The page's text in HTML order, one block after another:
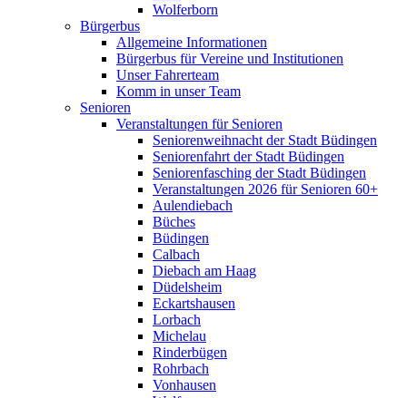
Wolferborn
Bürgerbus
Allgemeine Informationen
Bürgerbus für Vereine und Institutionen
Unser Fahrerteam
Komm in unser Team
Senioren
Veranstaltungen für Senioren
Seniorenweihnacht der Stadt Büdingen
Seniorenfahrt der Stadt Büdingen
Seniorenfasching der Stadt Büdingen
Veranstaltungen 2026 für Senioren 60+
Aulendiebach
Büches
Büdingen
Calbach
Diebach am Haag
Düdelsheim
Eckartshausen
Lorbach
Michelau
Rinderbügen
Rohrbach
Vonhausen